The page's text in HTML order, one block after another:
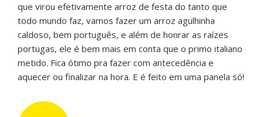
que virou efetivamente arroz de festa do tanto que
todo mundo faz, vamos fazer um arroz agulhinha
caldoso, bem português, e além de honrar as raízes
portugas, ele é bem mais em conta que o primo italiano
metido. Fica ótimo pra fazer com antecedência e
aquecer ou finalizar na hora. E é feito em uma panela só!